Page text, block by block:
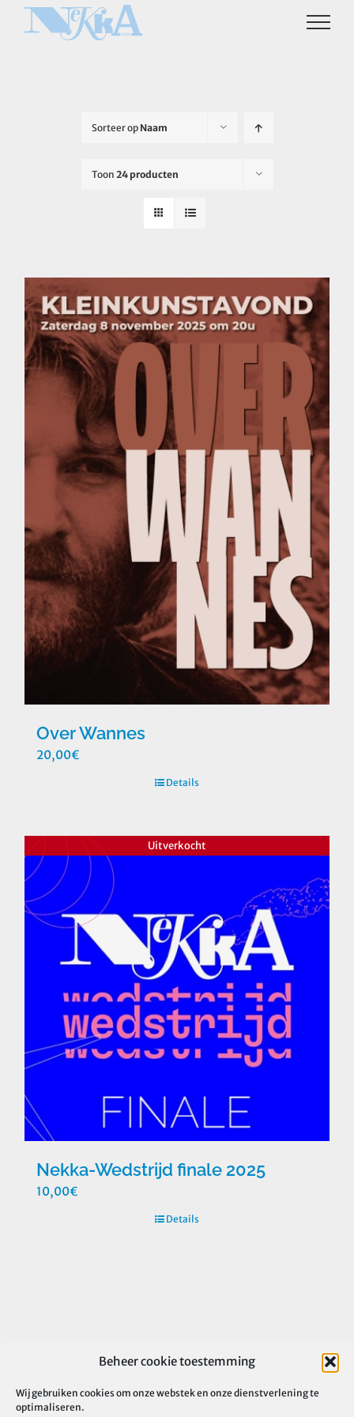
Beheer cookie toestemming
Wij gebruiken cookies om onze webstek en onze dienstverlening te
optimaliseren.
Sorteer op Naam
Toon 24 producten
Over Wannes
20,00€
Details
Uitverkocht
Nekka-Wedstrijd finale 2025
10,00€
Details